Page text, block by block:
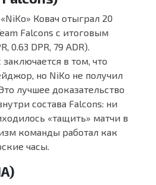
Ковач отыграл 20
Falcons с итоговым
0.63 DPR, 79 ADR).
в том, что
но NiKo не получил
лучшее доказательство
состава Falcons: ни
«тащить» матчи в
команды работал как
часы.